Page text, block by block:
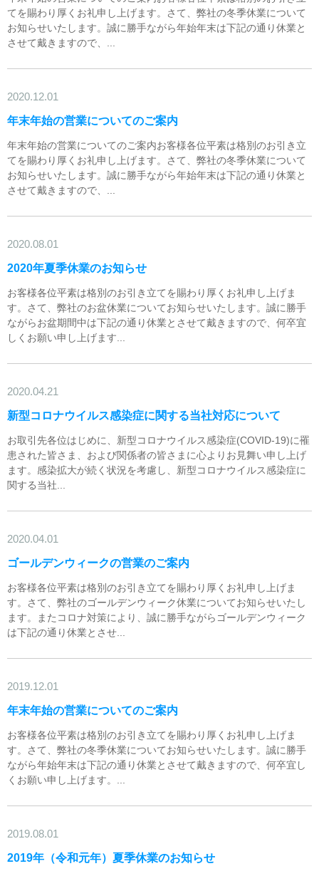
てを賜わり厚くお礼申し上げます。さて、弊社の冬季休業について
お知らせいたします。誠に勝手ながら年始年末は下記の通り休業と
させて戴きますので、...
2020.12.01
年末年始の営業についてのご案内
年末年始の営業についてのご案内お客様各位平素は格別のお引き立
てを賜わり厚くお礼申し上げます。さて、弊社の冬季休業について
お知らせいたします。誠に勝手ながら年始年末は下記の通り休業と
させて戴きますので、...
2020.08.01
2020年夏季休業のお知らせ
お客様各位平素は格別のお引き立てを賜わり厚くお礼申し上げま
す。さて、弊社のお盆休業についてお知らせいたします。誠に勝手
ながらお盆期間中は下記の通り休業とさせて戴きますので、何卒宜
しくお願い申し上げます...
2020.04.21
新型コロナウイルス感染症に関する当社対応について
お取引先各位はじめに、新型コロナウイルス感染症(COVID-19)に罹
患された皆さま、および関係者の皆さまに心よりお見舞い申し上げ
ます。感染拡大が続く状況を考慮し、新型コロナウイルス感染症に
関する当社...
2020.04.01
ゴールデンウィークの営業のご案内
お客様各位平素は格別のお引き立てを賜わり厚くお礼申し上げま
す。さて、弊社のゴールデンウィーク休業についてお知らせいたし
ます。またコロナ対策により、誠に勝手ながらゴールデンウィーク
は下記の通り休業とさせ...
2019.12.01
年末年始の営業についてのご案内
お客様各位平素は格別のお引き立てを賜わり厚くお礼申し上げま
す。さて、弊社の冬季休業についてお知らせいたします。誠に勝手
ながら年始年末は下記の通り休業とさせて戴きますので、何卒宜し
くお願い申し上げます。...
2019.08.01
2019年（令和元年）夏季休業のお知らせ